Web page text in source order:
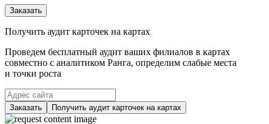
Заказать
Получить аудит карточек на картах
Проведем бесплатный аудит ваших филиалов в картах
совместно с аналитиком Ранга, определим слабые места
и точки роста
Заказать Получить аудит карточек на картах